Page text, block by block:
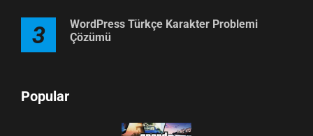
3
WordPress Türkçe Karakter Problemi
Çözümü
Popular